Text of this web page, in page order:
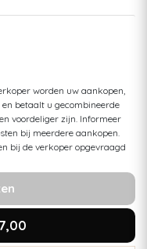
worden uw aankopen,
betaalt u gecombineerde
voordeliger zijn. Informeer
bij meerdere aankopen.
bij de verkoper opgevraagd